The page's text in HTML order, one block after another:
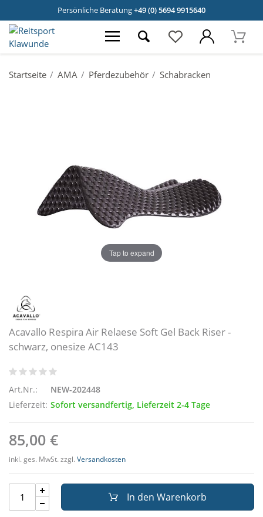
Persönliche Beratung+49 (0) 5694 9915640
Startseite AMA Pferdezubehör Schabracken
Tap to expand
Acavallo Respira Air Relaese Soft Gel Back Riser -
schwarz, onesize AC143
Art.Nr.:
NEW-202448
Lieferzeit: Sofort versandfertig, Lieferzeit 2-4 Tage
85,00 €
inkl. ges. MwSt. zzgl. Versandkosten
In den Warenkorb